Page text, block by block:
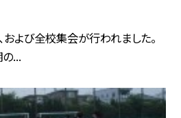
および全校集会が行われました。
...